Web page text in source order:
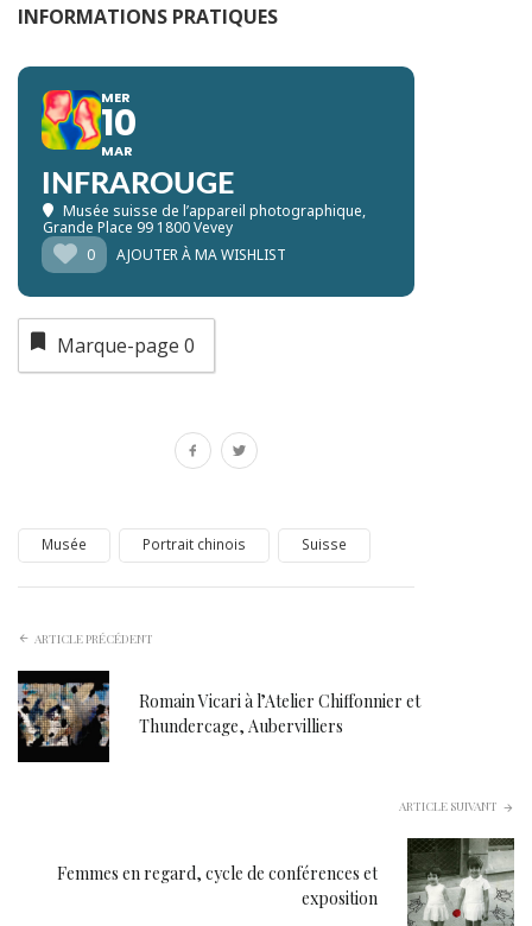
INFORMATIONS PRATIQUES
MER
10
MAR
INFRAROUGE
Musée suisse de l’appareil photographique,
Grande Place 99 1800 Vevey
0
AJOUTER À MA WISHLIST
Marque-page 0
Musée Portrait chinois Suisse
ARTICLE PRÉCÉDENT
Romain Vicari à l’Atelier Chiffonnier et
Thundercage, Aubervilliers
ARTICLE SUIVANT
Femmes en regard, cycle de conférences et
exposition